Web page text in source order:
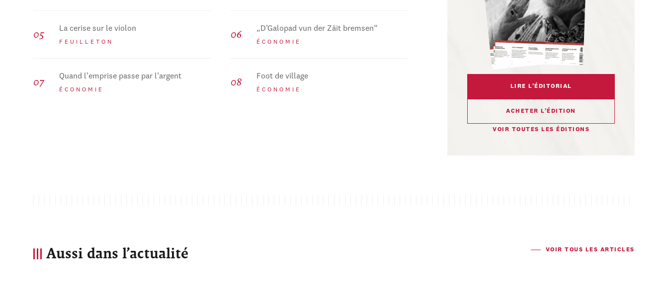
La cerise sur le violon
FEUILLETON
„D’Galopad vun der Zäit bremsen“
ÉCONOMIE
Quand l’emprise passe par l’argent
ÉCONOMIE
Foot de village
ÉCONOMIE
LIRE L’ÉDITORIAL
ACHETER L’ÉDITION
VOIR TOUTES LES ÉDITIONS
Aussi dans l’actualité VOIR TOUS LES ARTICLES